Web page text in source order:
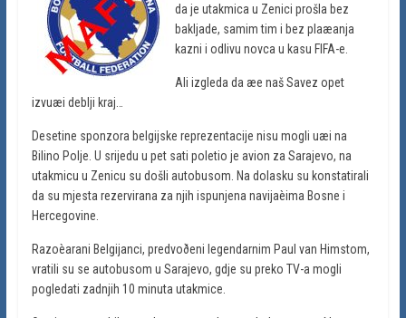
da je utakmica u Zenici prošla bez
bakljade, samim tim i bez plaæanja
kazni i odlivu novca u kasu FIFA-e.
Ali izgleda da æe naš Savez opet
izvuæi deblji kraj…
Desetine sponzora belgijske reprezentacije nisu mogli uæi na
Bilino Polje. U srijedu u pet sati poletio je avion za Sarajevo, na
utakmicu u Zenicu su došli autobusom. Na dolasku su konstatirali
da su mjesta rezervirana za njih ispunjena navijaèima Bosne i
Hercegovine.
Razoèarani Belgijanci, predvoðeni legendarnim Paul van Himstom,
vratili su se autobusom u Sarajevo, gdje su preko TV-a mogli
pogledati zadnjih 10 minuta utakmice.